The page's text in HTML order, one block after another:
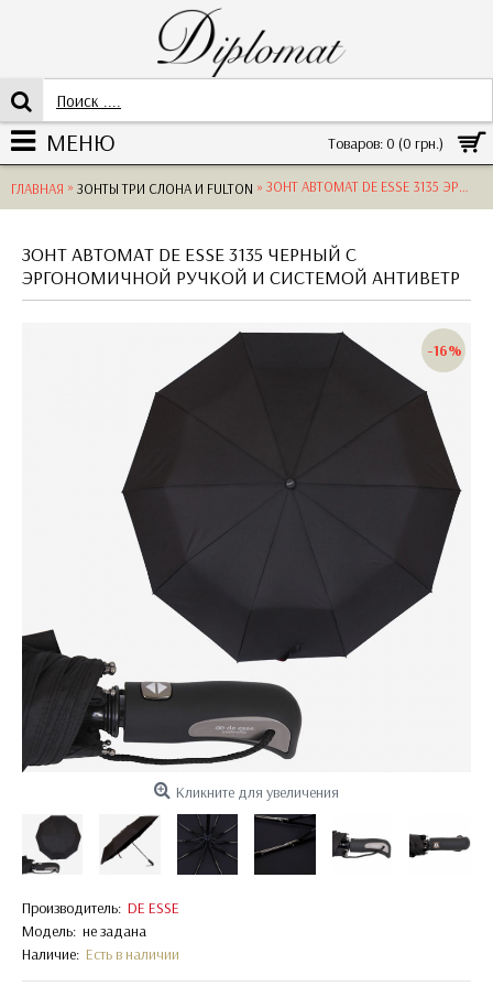
Товаров: 0 (0 грн.)
МЕНЮ
ГЛАВНАЯ » ЗОНТЫ ТРИ СЛОНА И FULTON » ЗОНТ АВТОМАТ DE ESSE 3135 ЭРГОНОМИЧНАЯ РУЧКА С ПРОРЕЗИНЕННЫМИ ВСТАВКАМИ, ЧЕРНЫЙPOLYESTER BLACK
ЗОНТ АВТОМАТ DE ESSE 3135 ЧЕРНЫЙ С
ЭРГОНОМИЧНОЙ РУЧКОЙ И СИСТЕМОЙ АНТИВЕТР
-16%
Кликните для увеличения
Производитель: DE ESSE
Модель: не задана
Наличие: Есть в наличии